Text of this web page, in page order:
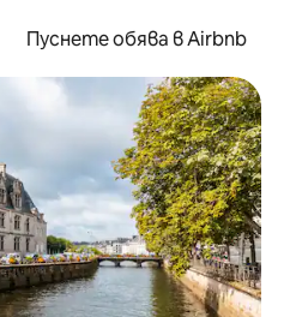
Пуснете обява в Airbnb